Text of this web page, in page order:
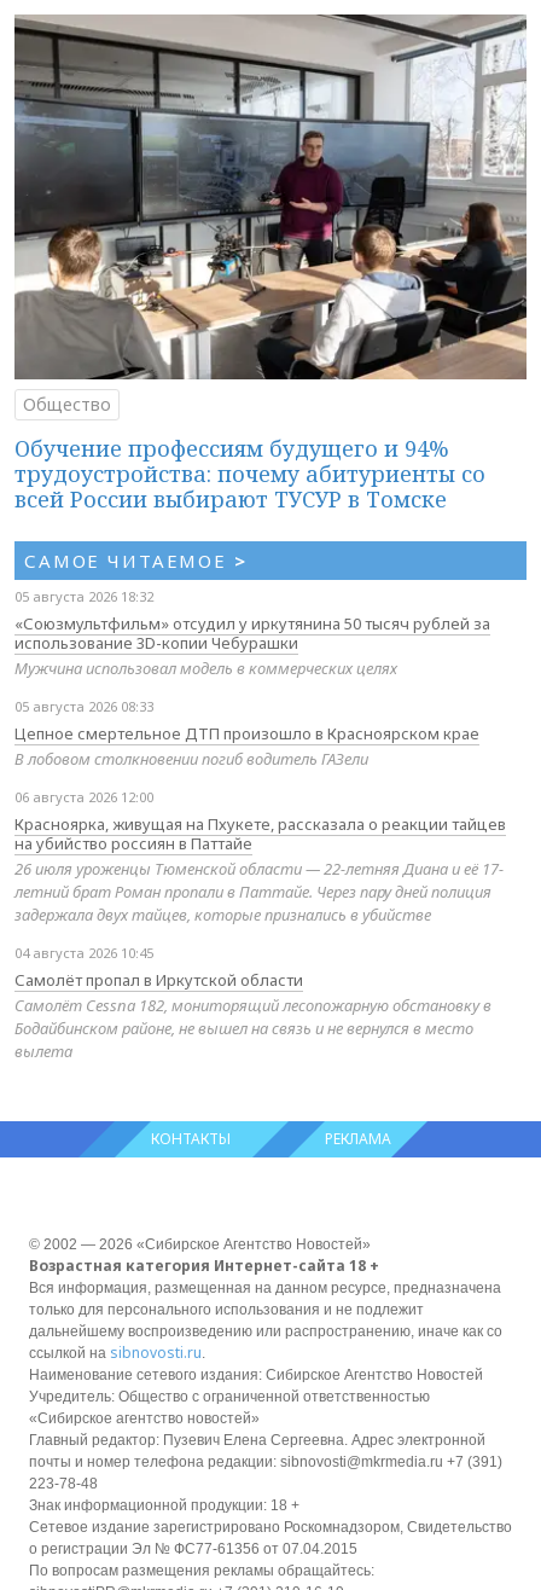
Общество
Обучение профессиям будущего и 94%
трудоустройства: почему абитуриенты со
всей России выбирают ТУСУР в Томске
САМОЕ ЧИТАЕМОЕ >
05 августа 2026 18:32
«Союзмультфильм» отсудил у иркутянина 50 тысяч рублей за
использование 3D-копии Чебурашки
Мужчина использовал модель в коммерческих целях
05 августа 2026 08:33
Цепное смертельное ДТП произошло в Красноярском крае
В лобовом столкновении погиб водитель ГАЗели
06 августа 2026 12:00
Красноярка, живущая на Пхукете, рассказала о реакции тайцев
на убийство россиян в Паттайе
26 июля уроженцы Тюменской области — 22-летняя Диана и её 17-
летний брат Роман пропали в Паттайе. Через пару дней полиция
задержала двух тайцев, которые признались в убийстве
04 августа 2026 10:45
Самолёт пропал в Иркутской области
Самолёт Cessna 182, мониторящий лесопожарную обстановку в
Бодайбинском районе, не вышел на связь и не вернулся в место
вылета
КОНТАКТЫ РЕКЛАМА
© 2002 — 2026 «Сибирское Агентство Новостей»
Возрастная категория Интернет-сайта 18 +
Вся информация, размещенная на данном ресурсе, предназначена
только для персонального использования и не подлежит
дальнейшему воспроизведению или распространению, иначе как со
ссылкой на sibnovosti.ru
Наименование сетевого издания: Сибирское Агентство Новостей
Учредитель: Общество с ограниченной ответственностью
«Сибирское агентство новостей»
Главный редактор: Пузевич Елена Сергеевна. Адрес электронной
почты и номер телефона редакции: sibnovosti@mkrmedia.ru +7 (391)
223-78-48
Знак информационной продукции: 18 +
Сетевое издание зарегистрировано Роскомнадзором, Свидетельство
о регистрации Эл № ФС77-61356 от 07.04.2015
По вопросам размещения рекламы обращайтесь: